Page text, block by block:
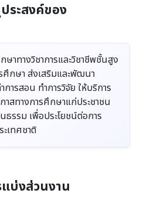
ระสงค์ของ
าทางวิชาการและวิชาชีพชั้นสูง
ศึกษา ส่งเสริมและพัฒนา
ารสอน ทำการวิจัย ให้บริการ
าสทางการศึกษาแก่ประชาชน
ธรรม เพื่อประโยชน์ต่อการ
เทศชาติ
บ่งส่วนงาน